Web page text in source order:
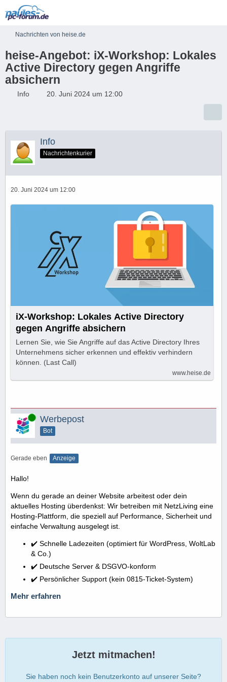
Nachrichten von heise.de
heise-Angebot: iX-Workshop: Lokales
Active Directory gegen Angriffe
absichern
Info 20. Juni 2024 um 12:00
Info
Nachrichtenkurier
20. Juni 2024 um 12:00
iX-Workshop: Lokales Active Directory
gegen Angriffe absichern
Lernen Sie, wie Sie Angriffe auf das Active Directory Ihres
Unternehmens sicher erkennen und effektiv verhindern
können. (Last Call)
www.heise.de
Online Werbepost
Bot
Gerade eben Anzeige
Hallo!
Wenn du gerade an deiner Website arbeitest oder dein
aktuelles Hosting überdenkst: Wir betreiben mit NetzLiving eine
Hosting-Plattform, die speziell auf Performance, Sicherheit und
einfache Verwaltung ausgelegt ist.
✔️ Schnelle Ladezeiten (optimiert für WordPress, WoltLab
& Co.)
✔️ Deutsche Server & DSGVO-konform
✔️ Persönlicher Support (kein 0815-Ticket-System)
Mehr erfahren
Jetzt mitmachen!
Sie haben noch kein Benutzerkonto auf unserer Seite?